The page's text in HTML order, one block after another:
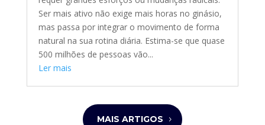
Ser mais ativo não exige mais horas no ginásio,
mas passa por integrar o movimento de forma
natural na sua rotina diária. Estima-se que quase
500 milhões de pessoas vão...
Ler mais
MAIS ARTIGOS